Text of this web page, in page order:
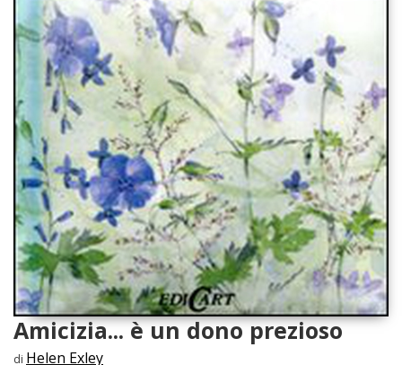
Amicizia... è un dono prezioso
di Helen Exley